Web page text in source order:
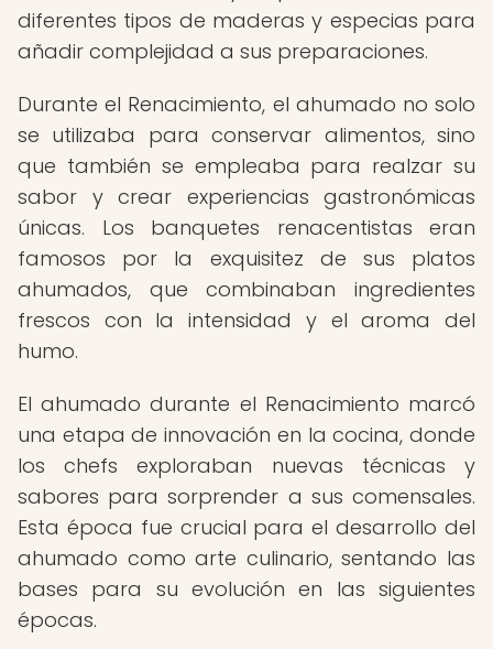
diferentes tipos de maderas y especias para
añadir complejidad a sus preparaciones.
Durante el Renacimiento, el ahumado no solo
se utilizaba para conservar alimentos, sino
que también se empleaba para realzar su
sabor y crear experiencias gastronómicas
únicas. Los banquetes renacentistas eran
famosos por la exquisitez de sus platos
ahumados, que combinaban ingredientes
frescos con la intensidad y el aroma del
humo.
El ahumado durante el Renacimiento marcó
una etapa de innovación en la cocina, donde
los chefs exploraban nuevas técnicas y
sabores para sorprender a sus comensales.
Esta época fue crucial para el desarrollo del
ahumado como arte culinario, sentando las
bases para su evolución en las siguientes
épocas.